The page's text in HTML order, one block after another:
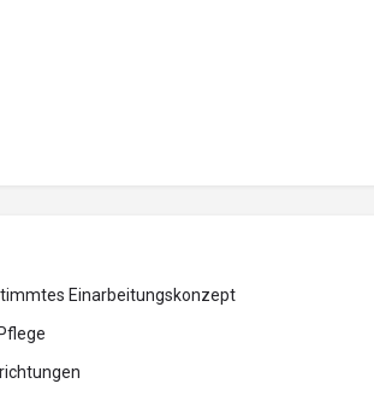
Einarbeitungskonzept